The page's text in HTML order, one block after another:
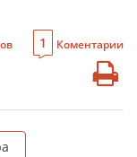
1 Коментарии